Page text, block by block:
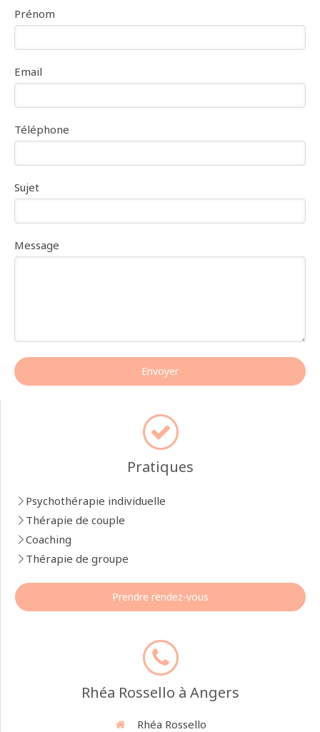
Prénom
Email
Téléphone
Sujet
Message
Envoyer
Pratiques
Psychothérapie individuelle
Thérapie de couple
Coaching
Thérapie de groupe
Prendre rendez-vous
Rhéa Rossello à Angers
Rhéa Rossello